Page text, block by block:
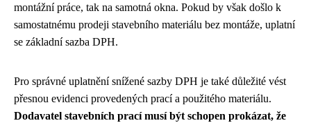
montážní práce, tak na samotná okna. Pokud by však došlo k
samostatnému prodeji stavebního materiálu bez montáže, uplatní
se základní sazba DPH.
Pro správné uplatnění snížené sazby DPH je také důležité vést
přesnou evidenci provedených prací a použitého materiálu.
Dodavatel stavebních prací musí být schopen prokázat, že